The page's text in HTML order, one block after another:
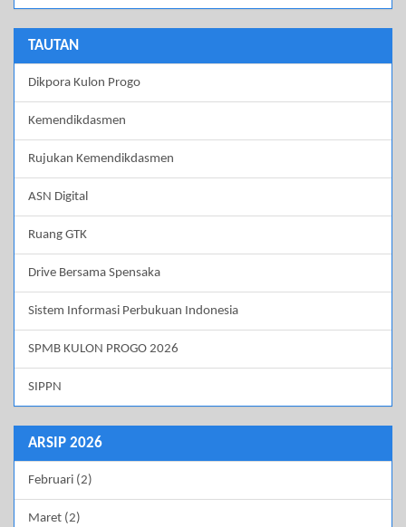
TAUTAN
Dikpora Kulon Progo
Kemendikdasmen
Rujukan Kemendikdasmen
ASN Digital
Ruang GTK
Drive Bersama Spensaka
Sistem Informasi Perbukuan Indonesia
SPMB KULON PROGO 2026
SIPPN
ARSIP 2026
Februari (2)
Maret (2)